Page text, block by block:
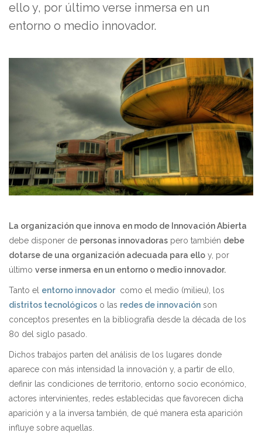
ello y, por último verse inmersa en un
entorno o medio innovador.
La organización que innova en modo de Innovación Abierta
debe disponer de personas innovadoras pero también debe
dotarse de una organización adecuada para ello y, por
último verse inmersa en un entorno o medio innovador.
Tanto el entorno innovador como el medio (milieu), los
distritos tecnológicos o las redes de innovación son
conceptos presentes en la bibliografía desde la década de los
80 del siglo pasado.
Dichos trabajos parten del análisis de los lugares donde
aparece con más intensidad la innovación y, a partir de ello,
definir las condiciones de territorio, entorno socio económico,
actores intervinientes, redes establecidas que favorecen dicha
aparición y a la inversa también, de qué manera esta aparición
influye sobre aquellas.